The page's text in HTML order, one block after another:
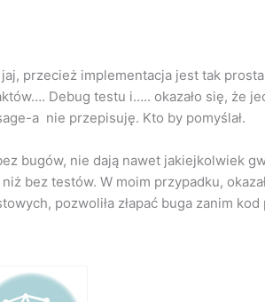
przecież implementacja jest tak
Debug testu i….. okazało się, że
a nie przepisuję. Kto by pomyślał.
bugów, nie dają nawet jakiejkolwiek
bez testów. W moim przypadku,
pozwoliła złapać buga zanim kod